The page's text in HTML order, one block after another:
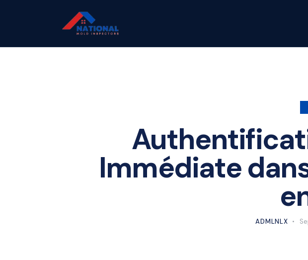
Immédiate
ADMLNLX